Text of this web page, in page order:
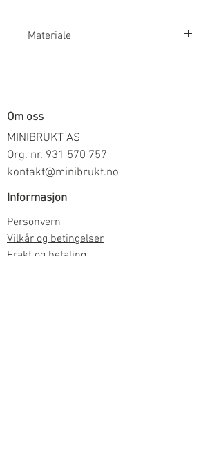
Materiale
Om oss
MINIBRUKT AS
Org. nr. 931 570 757
kontakt@minibrukt.no
Informasjon
Personvern
Vilkår og betingelser
Frakt og betaling